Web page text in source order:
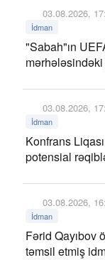
03.08.2026,
İdman
"Sabah"ın
03.08.2026,
İdman
Konfrans
potensial
03.08.2026,
İdman
Fərid Qayıbov
təmsil etmiş